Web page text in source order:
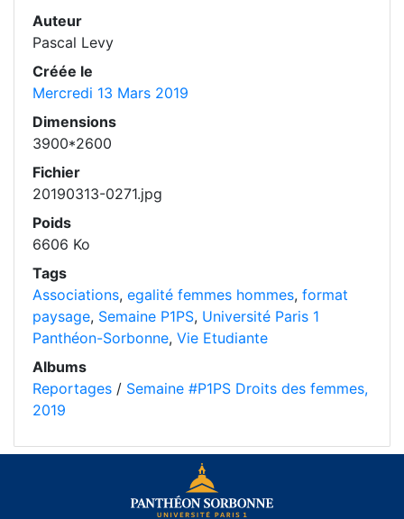
Auteur
Pascal Levy
Créée le
Mercredi 13 Mars 2019
Dimensions
3900*2600
Fichier
20190313-0271.jpg
Poids
6606 Ko
Tags
Associations, egalité femmes hommes, format
paysage, Semaine P1PS, Université Paris 1
Panthéon-Sorbonne, Vie Etudiante
Albums
Reportages / Semaine #P1PS Droits des femmes,
2019